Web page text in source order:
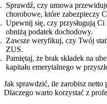
Sprawdź, czy umowa
chorobowe, które zabezpieczy
Upewnij się, czy przysługują
obniżą podatek dochodowy.
Zawsze weryfikuj, czy Twój
ZUS.
Pamiętaj, że brak składek na
kapitału emerytalnego w
Jak sprawdzić, ile zarobisz
Dlaczego warto korzystać z